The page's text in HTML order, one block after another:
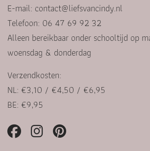
E-mail: contact@liefsvancindy.nl
Telefoon: 06 47 69 92 32
Alleen bereikbaar onder schooltijd op
woensdag & donderdag
Verzendkosten:
NL: €3,10 / €4,50 / €6,95
BE: €9,95